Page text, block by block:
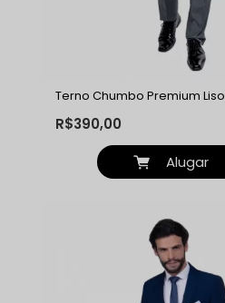
Terno Chumbo Premium Liso
R$390,00
Alugar